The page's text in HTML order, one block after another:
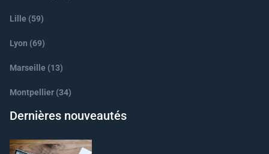
Lille (59)
Lyon (69)
Marseille (13)
Montpellier (34)
Dernières nouveautés